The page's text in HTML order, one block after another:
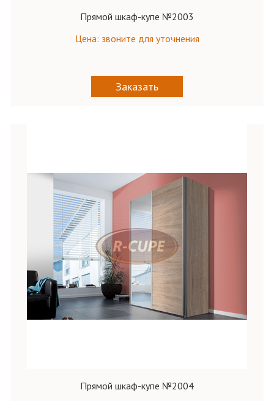
Прямой шкаф-купе №2003
Цена: звоните для уточнения
Заказать
Прямой шкаф-купе №2004